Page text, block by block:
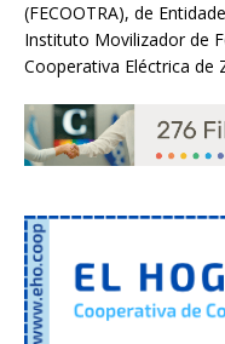
(FECOOTRA), de
Instituto Movilizador de
Cooperativa Eléctrica de